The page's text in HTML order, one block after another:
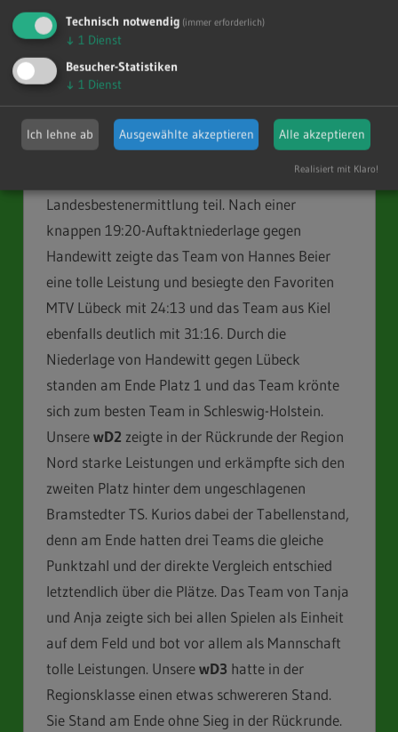
UnserewD1 erkämpfte sich in der Saison einen
ganz starken zweiten Platz in der Regionsliga,
der höchsten Klasse in dieser Altersstufe. Nur
sich zwei Mal klar geschlagen geben. Durch die
gute Platzierung übertraf man den Nachbarn
aus Todesfelde/Leezen und nahm an der
Landesbestenermittlung teil. Nach einer
knappen 19:20-Auftaktniederlage gegen
Handewitt zeigte das Team von Hannes Beier
eine tolle Leistung und besiegte den Favoriten
MTV Lübeck mit 24:13 und das Team aus Kiel
ebenfalls deutlich mit 31:16. Durch die
Niederlage von Handewitt gegen Lübeck
standen am Ende Platz 1 und das Team krönte
sich zum besten Team in Schleswig-Holstein.
UnserewD2 zeigte in der Rückrunde der Region
Nord starke Leistungen und erkämpfte sich den
zweiten Platz hinter dem ungeschlagenen
Bramstedter TS. Kurios dabei der Tabellenstand,
denn am Ende hatten drei Teams die gleiche
Punktzahl und der direkte Vergleich entschied
letztendlich über die Plätze. Das Team von Tanja
und Anja zeigte sich bei allen Spielen als Einheit
auf dem Feld und bot vor allem als Mannschaft
tolle Leistungen. UnserewD3 hatte in der
Regionsklasse einen etwas schwereren Stand.
Sie Stand am Ende ohne Sieg in der Rückrunde.
Technisch notwendig (immer erforderlich)
↓ 1 Dienst
Besucher-Statistiken
↓ 1 Dienst
Ich lehne ab Ausgewählte akzeptieren Alle akzeptieren
Realisiert mit Klaro!